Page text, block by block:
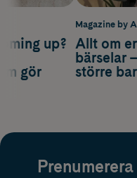
up?
gör
Magazine by
Allt om
bärselar
större